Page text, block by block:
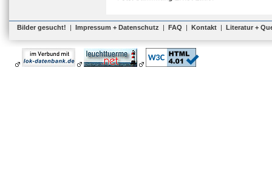
Bilder gesucht! | Impressum + Datenschutz | FAQ | Kontakt | Literatur +